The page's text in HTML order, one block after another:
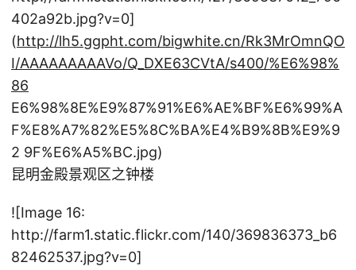
402a92b.jpg?v=0]
(http://lh5.ggpht.com/bigwhite.cn/Rk3MrOmnQO
I/AAAAAAAAAVo/Q_DXE63CVtA/s400/%E6%98%
86
E6%98%8E%E9%87%91%E6%AE%BF%E6%99%A
F%E8%A7%82%E5%8C%BA%E4%B9%8B%E9%9
2 9F%E6%A5%BC.jpg)
昆明金殿景观区之钟楼
![Image 16:
http://farm1.static.flickr.com/140/369836373_b6
82462537.jpg?v=0]